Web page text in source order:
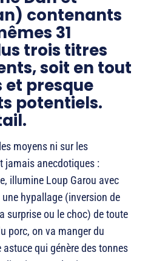
contenants
31
trois titres
soit en tout
et presque
potentiels.
moyens ni sur les
jamais anecdotiques :
illumine Loup Garou avec
hypallage (inversion de
surprise ou le choc) de toute
porc, on va manger du
qui génère des tonnes